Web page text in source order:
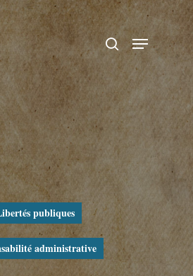
or ESC to close
publiques
administrative